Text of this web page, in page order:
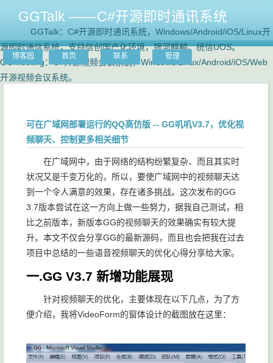
GGTalk ——C#开源即时通讯系统
GGTalk：C#开源即时通讯系统，Windows/Android/iOS/Linux开
源即时通信系统，支持信创国产化环境，银河麒麟、统信UOS。
GGMeeting：C#开源视频会议系统，Windows/Linux/Android/iOS/Web
开源视频会议系统。
博客园 首页 联系 管理
可在广域网部署运行的QQ高仿版 -- GG叽叽V3.7，优化视
频聊天、控制更多相关细节
在广域网中，由于网络的结构纷繁复杂、而且其实时
状况又是千变万化的，所以，要使广域网中的视频聊天达
到一个令人满意的效果，存在诸多挑战。这次发布的GG
3.7版本尝试在这一方向上做一些努力，据我自己测试，相
比之前版本，新版本GG的视频聊天的效果确实有较大提
升。本文不仅会分享GG的最新源码，而且也会把我在过去
项目中总结的一些语音视频聊天的优化心得分享给大家。
一.GG V3.7 新增功能展现
针对视频聊天的优化，主要体现在以下几点，为了方
便介绍，我将VideoForm的窗体设计的截图放在这里：